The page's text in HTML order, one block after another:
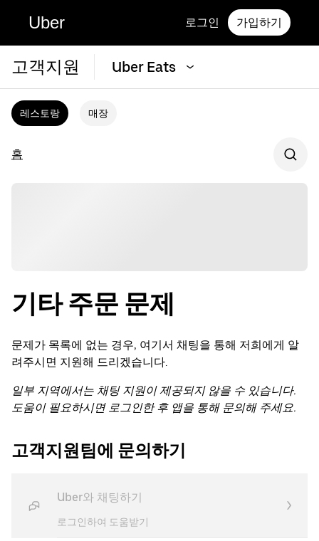
Uber 로그인 가입하기
고객지원 Uber Eats
레스토랑 매장
홈
기타 주문 문제
문제가 목록에 없는 경우, 여기서 채팅을 통해 저희에게 알
려주시면 지원해 드리겠습니다.
일부 지역에서는 채팅 지원이 제공되지 않을 수 있습니다.
도움이 필요하시면 로그인한 후 앱을 통해 문의해 주세요.
고객지원팀에 문의하기
Uber와 채팅하기
로그인하여 도움받기